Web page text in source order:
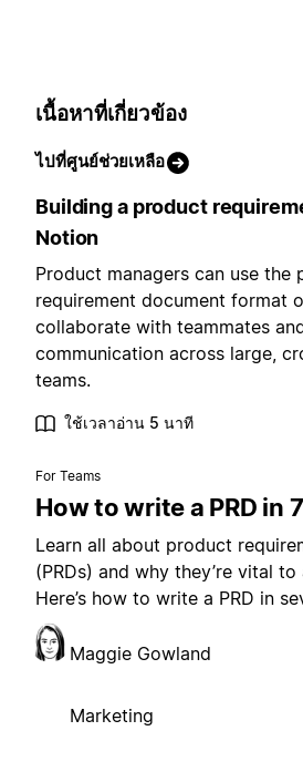
เนื้อหาที่เกี่ยวข้อง
ไปที่ศูนย์ช่วยเหลือ
Building a product
Notion
Product managers can use the
requirement document format
collaborate with teammates
communication across large,
teams.
ใช้เวลาอ่าน 5 นาที
For Teams
How to write a PRD in
Learn all about product
(PRDs) and why they’re vital
Here’s how to write a PRD in
Maggie Gowland
Marketing